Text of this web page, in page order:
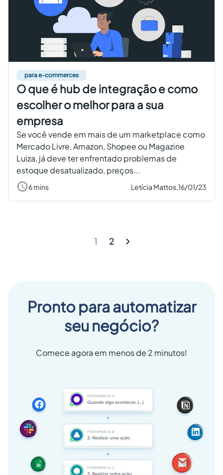
para e-commerces
O que é hub de integração e como
escolher o melhor para a sua
empresa
Se você vende em mais de um marketplace como
Mercado Livre, Amazon, Shopee ou Magazine
Luiza, já deve ter enfrentado problemas de
estoque desatualizado, preços...
6 mins Letícia Mattos,16/01/23
1 2
Pronto para automatizar
seu negócio?
Comece agora em menos de 2 minutos!